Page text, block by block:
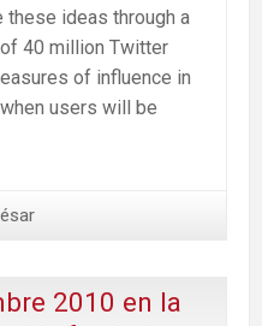
these ideas through a
40 million Twitter
of influence in
users will be
2010 en la